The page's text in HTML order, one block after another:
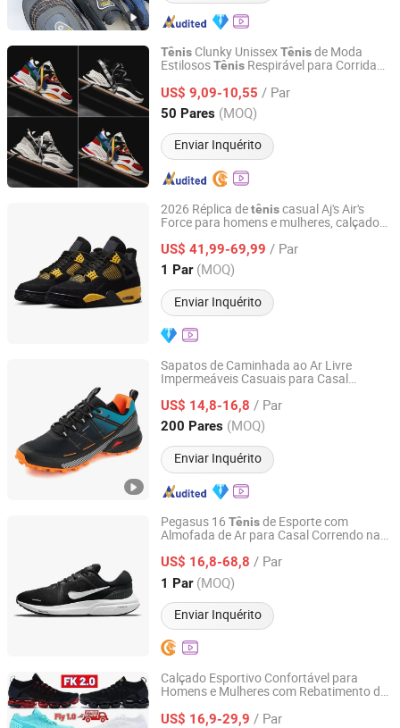
Tênis Clunky UnissexTênisde Moda
EstilososTênis Respirável para Corrida
Homens Falv-180816
US$ 9,09-10,55 / Par
50 Pares (MOQ)
Enviar Inquérito
Shenzhen Fashion Industrial Co., Ltd.
Guangdong, China Desde 2020
2026 Réplica detêniscasual Aj's Air's
Force para homens e mulheres, calçado
réplica espelhada
US$ 41,99-69,99 / Par
1 Par (MOQ)
Enviar Inquérito
Quanzhou Yuehan Yue Trading Co., Ltd.
Fujian, China Desde 2026
Sapatos de Caminhada ao Ar Livre
Impermeáveis Casuais para Casal
US$ 14,8-16,8 / Par
200 Pares (MOQ)
Enviar Inquérito
Fujian Putian Huamin Import and Export Co., Ltd
Fujian, China Desde 2020
Pegasus 16 Tênisde Esporte com
Almofada de Ar para Casal Correndo na
US$ 16,8-68,8 / Par
1 Par (MOQ)
Enviar Inquérito
Fuzhou Cangshan Minda Xinchuang Trading Co., Ltd.
Fujian, China Desde 2025
Calçado Esportivo Confortável para
Homens e Mulheres com Rebatimento de
Choque e Respirável
US$ 16,9-29,9 / Par
Quanzhou Haosen Information Technology Service Co.,
Ltd.